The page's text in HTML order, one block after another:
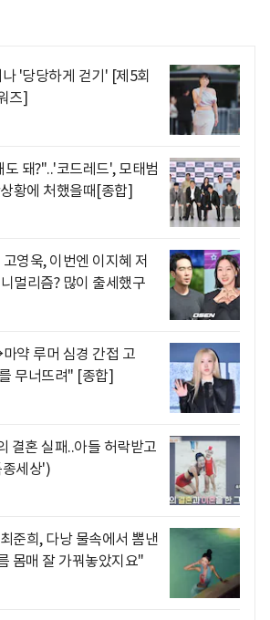
'당당하게 걷기' [제5회
즈]
돼?"..'코드레드', 모태범
황에 처했을때[종합]
영욱, 이번엔 이지혜 저
멀리즘? 많이 출세했구
약 루머 심경 간접 고
무너뜨려" [종합]
결혼 실패..아들 허락받고
세상')
준희, 다낭 물속에서 뽐낸
몸매 잘 가꿔놓았지요"